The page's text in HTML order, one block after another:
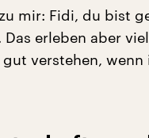
mir: Fidi, du bist
erleben aber
verstehen,